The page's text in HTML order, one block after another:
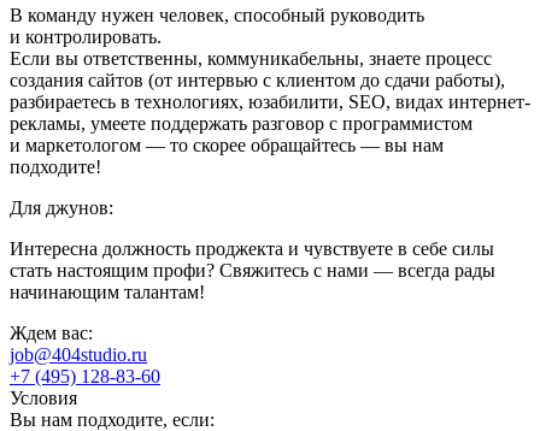
В команду нужен человек, способный руководить
и контролировать.
Если вы ответственны, коммуникабельны, знаете процесс
создания сайтов (от интервью с клиентом до сдачи работы),
разбираетесь в технологиях, юзабилити, SEO, видах интернет-
рекламы, умеете поддержать разговор с программистом
и маркетологом — то скорее обращайтесь — вы нам
подходите!
Для джунов:
Интересна должность проджекта и чувствуете в себе силы
стать настоящим профи? Свяжитесь с нами — всегда рады
начинающим талантам!
Ждем вас:
job@404studio.ru
+7 (495) 128-83-60
Условия
Вы нам подходите, если: